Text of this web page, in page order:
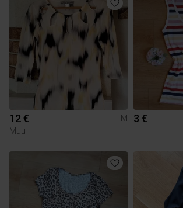
12 €
M
Muu
3 €